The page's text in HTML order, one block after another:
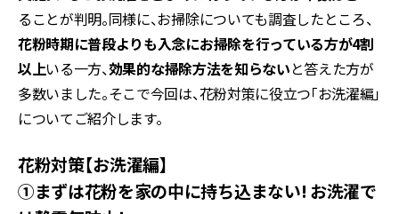
ることが判明。同様に、お掃除についても調査したところ、
花粉時期に普段よりも入念にお掃除を行っている方が4割
以上いる一方、効果的な掃除方法を知らないと答えた方が
多数いました。そこで今回は、花粉対策に役立つ「お洗濯編」
についてご紹介します。
花粉対策【お洗濯編】
①まずは花粉を家の中に持ち込まない! お洗濯で